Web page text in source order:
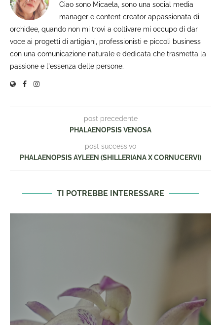
Ciao sono Micaela, sono una social media
manager e content creator appassionata di
orchidee, quando non mi trovi a coltivare mi occupo di dar
voce ai progetti di artigiani, professionisti e piccoli business
con una comunicazione naturale e dedicata che trasmetta la
passione e l'essenza delle persone.
post precedente
PHALAENOPSIS VENOSA
post successivo
PHALAENOPSIS AYLEEN (SHILLERIANA X CORNUCERVI)
TI POTREBBE INTERESSARE